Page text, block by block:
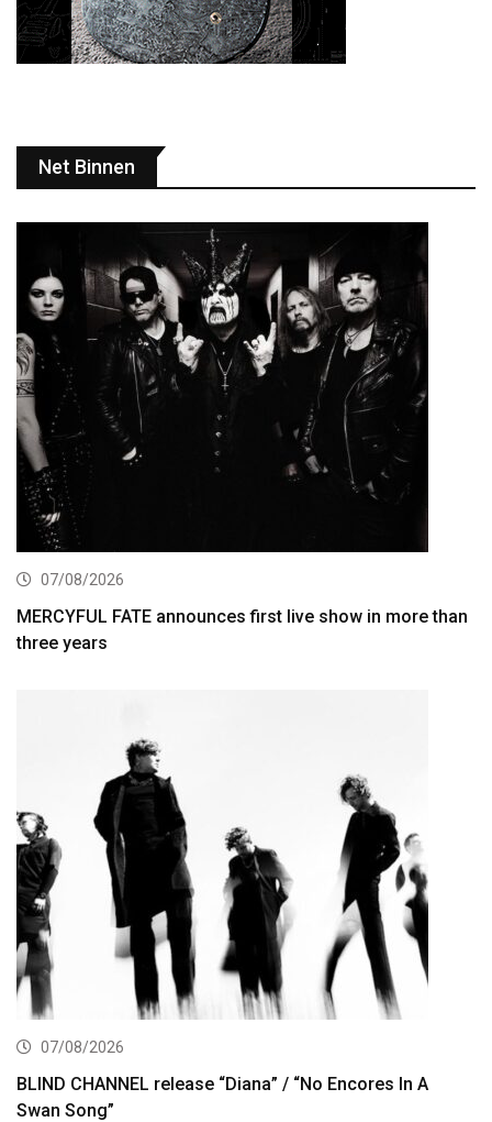
Net Binnen
07/08/2026
MERCYFUL FATE announces first live show in more than
three years
07/08/2026
BLIND CHANNEL release “Diana” / “No Encores In A
Swan Song”